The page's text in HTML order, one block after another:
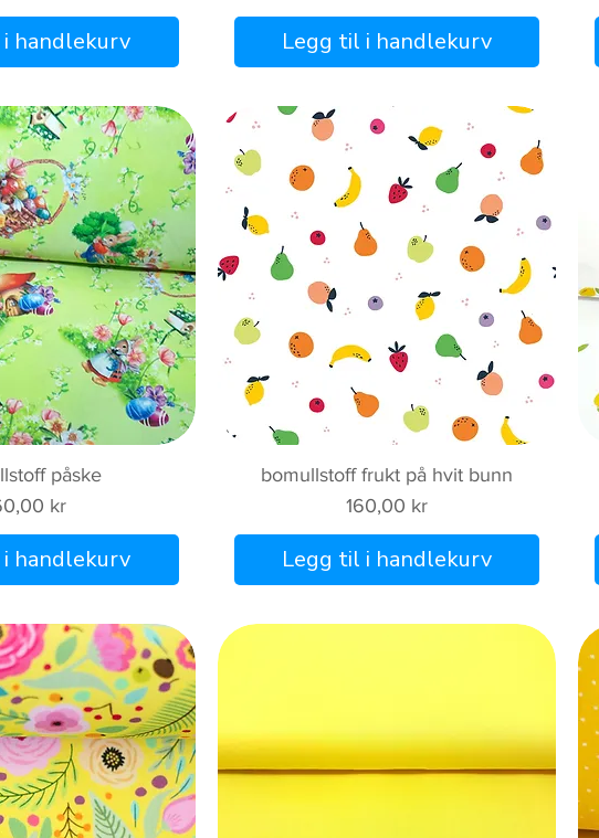
handlekurv Legg til i handlekurv
påske
kr
handlekurv
Hurtigvisning
bomullstoff frukt på hvit bunn
Pris
160,00 kr
Legg til i handlekurv